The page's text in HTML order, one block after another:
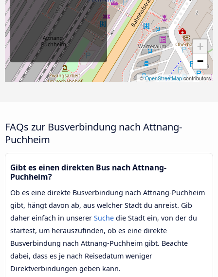
+
−
©OpenStreetMap contributors
FAQs zur Busverbindung nach Attnang-
Puchheim
Gibt es einen direkten Bus nach Attnang-
Puchheim?
Ob es eine direkte Busverbindung nach Attnang-Puchheim
gibt, hängt davon ab, aus welcher Stadt du anreist. Gib
daher einfach in unserer Suche die Stadt ein, von der du
startest, um herauszufinden, ob es eine direkte
Busverbindung nach Attnang-Puchheim gibt. Beachte
dabei, dass es je nach Reisedatum weniger
Direktverbindungen geben kann.